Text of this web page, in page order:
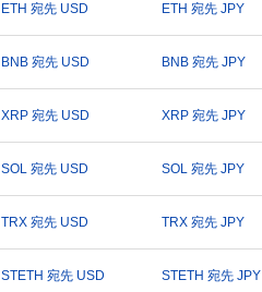
ETH 宛先 USD ETH 宛先 JPY
BNB 宛先 USD BNB 宛先 JPY
XRP 宛先 USD XRP 宛先 JPY
SOL 宛先 USD SOL 宛先 JPY
TRX 宛先 USD TRX 宛先 JPY
STETH 宛先 USD STETH 宛先 JPY